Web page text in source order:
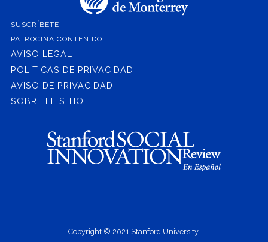
SUSCRÍBETE
PATROCINA CONTENIDO
AVISO LEGAL
POLÍTICAS DE PRIVACIDAD
AVISO DE PRIVACIDAD
SOBRE EL SITIO
Copyright © 2021 Stanford University.